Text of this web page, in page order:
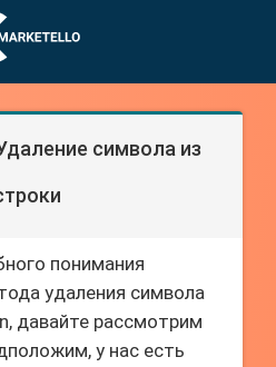
символа из
понимания
удаления символа
давайте рассмотрим
у нас есть